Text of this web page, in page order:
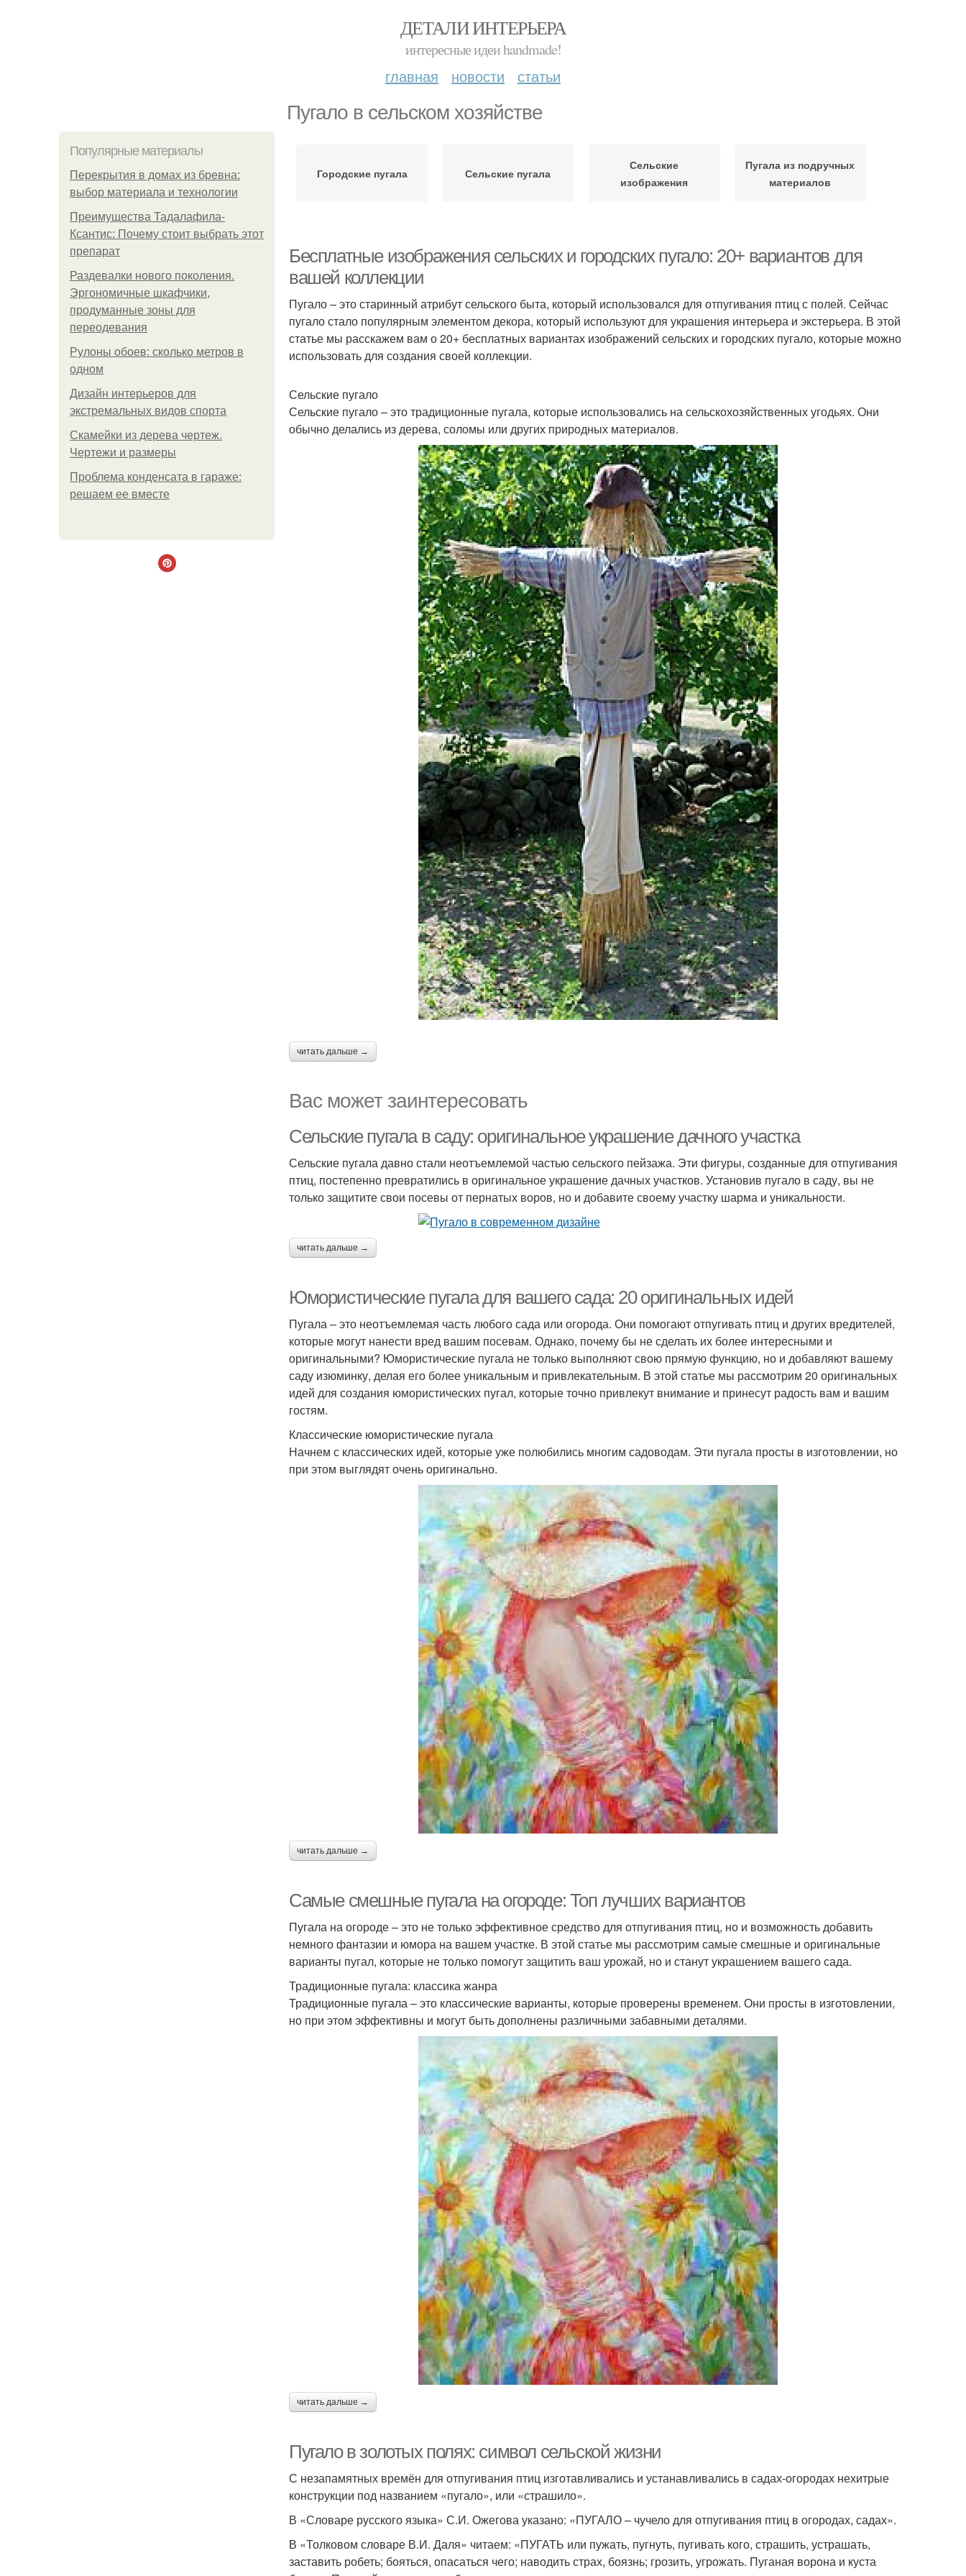
ДЕТАЛИ ИНТЕРЬЕРА
интересные идеи handmade!
главная новости статьи
Пугало в сельском хозяйстве
Популярные материалы
Перекрытия в домах из бревна:
выбор материала и технологии
Преимущества Тадалафила-
Ксантис: Почему стоит выбрать этот
препарат
Раздевалки нового поколения.
Эргономичные шкафчики,
продуманные зоны для
переодевания
Рулоны обоев: сколько метров в
одном
Дизайн интерьеров для
экстремальных видов спорта
Скамейки из дерева чертеж.
Чертежи и размеры
Проблема конденсата в гараже:
решаем ее вместе
Городские пугала Сельские пугала
Сельские
изображения
Пугала из подручных
материалов
Бесплатные изображения сельских и городских пугало: 20+ вариантов для
вашей коллекции
Пугало – это старинный атрибут сельского быта, который использовался для отпугивания птиц с полей. Сейчас
пугало стало популярным элементом декора, который используют для украшения интерьера и экстерьера. В этой
статье мы расскажем вам о 20+ бесплатных вариантах изображений сельских и городских пугало, которые можно
использовать для создания своей коллекции.
Сельские пугало
Сельские пугало – это традиционные пугала, которые использовались на сельскохозяйственных угодьях. Они
обычно делались из дерева, соломы или других природных материалов.
читать дальше →
Вас может заинтересовать
Сельские пугала в саду: оригинальное украшение дачного участка
Сельские пугала давно стали неотъемлемой частью сельского пейзажа. Эти фигуры, созданные для отпугивания
птиц, постепенно превратились в оригинальное украшение дачных участков. Установив пугало в саду, вы не
только защитите свои посевы от пернатых воров, но и добавите своему участку шарма и уникальности.
читать дальше →
Юмористические пугала для вашего сада: 20 оригинальных идей
Пугала – это неотъемлемая часть любого сада или огорода. Они помогают отпугивать птиц и других вредителей,
которые могут нанести вред вашим посевам. Однако, почему бы не сделать их более интересными и
оригинальными? Юмористические пугала не только выполняют свою прямую функцию, но и добавляют вашему
саду изюминку, делая его более уникальным и привлекательным. В этой статье мы рассмотрим 20 оригинальных
идей для создания юмористических пугал, которые точно привлекут внимание и принесут радость вам и вашим
гостям.
Классические юмористические пугала
Начнем с классических идей, которые уже полюбились многим садоводам. Эти пугала просты в изготовлении, но
при этом выглядят очень оригинально.
читать дальше →
Самые смешные пугала на огороде: Топ лучших вариантов
Пугала на огороде – это не только эффективное средство для отпугивания птиц, но и возможность добавить
немного фантазии и юмора на вашем участке. В этой статье мы рассмотрим самые смешные и оригинальные
варианты пугал, которые не только помогут защитить ваш урожай, но и станут украшением вашего сада.
Традиционные пугала: классика жанра
Традиционные пугала – это классические варианты, которые проверены временем. Они просты в изготовлении,
но при этом эффективны и могут быть дополнены различными забавными деталями.
читать дальше →
Пугало в золотых полях: символ сельской жизни
С незапамятных времён для отпугивания птиц изготавливались и устанавливались в садах-огородах нехитрые
конструкции под названием «пугало», или «страшило».
В «Словаре русского языка» С.И. Ожегова указано: «ПУГАЛО – чучело для отпугивания птиц в огородах, садах».
В «Толковом словаре В.И. Даля» читаем: «ПУГАТЬ или пужать, пугнуть, пугивать кого, страшить, устрашать,
заставить робеть; бояться, опасаться чего; наводить страх, боязнь; грозить, угрожать. Пуганая ворона и куста